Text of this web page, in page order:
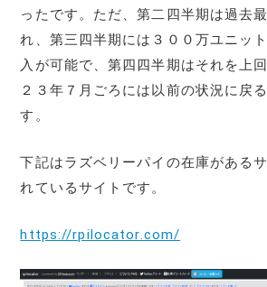
ったです。ただ、第二四半期は過去
れ、第三四半期には３００万ユニッ
入が可能で、第四四半期はそれを上
２３年７月ごろには以前の状況に戻
す。
下記はラズベリーパイの在庫がある
れているサイトです。
https://rpilocator.com/